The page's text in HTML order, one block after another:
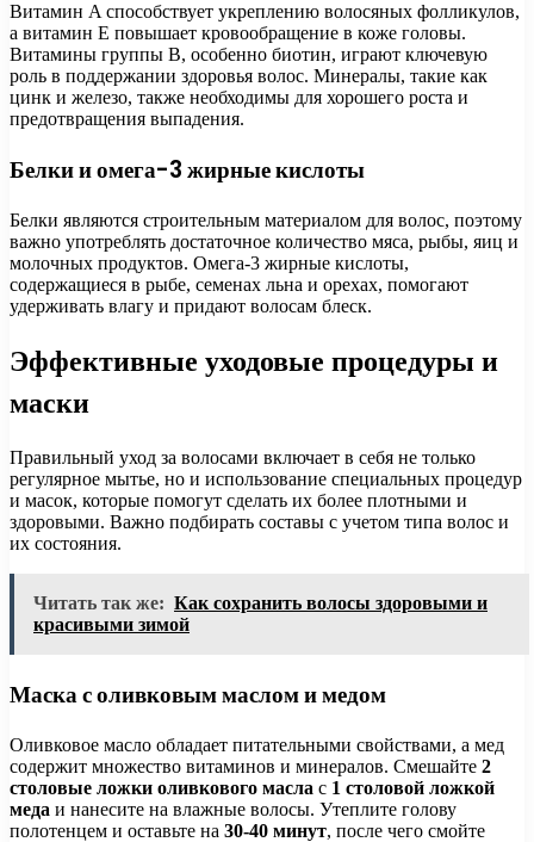
Витамин A способствует укреплению волосяных фолликулов,
а витамин E повышает кровообращение в коже головы.
Витамины группы B, особенно биотин, играют ключевую
роль в поддержании здоровья волос. Минералы, такие как
цинк и железо, также необходимы для хорошего роста и
предотвращения выпадения.
Белки и омега-3 жирные кислоты
Белки являются строительным материалом для волос, поэтому
важно употреблять достаточное количество мяса, рыбы, яиц и
молочных продуктов. Омега-3 жирные кислоты,
содержащиеся в рыбе, семенах льна и орехах, помогают
удерживать влагу и придают волосам блеск.
Эффективные уходовые процедуры и
маски
Правильный уход за волосами включает в себя не только
регулярное мытье, но и использование специальных процедур
и масок, которые помогут сделать их более плотными и
здоровыми. Важно подбирать составы с учетом типа волос и
их состояния.
Читать так же: Как сохранить волосы здоровыми и
красивыми зимой
Маска с оливковым маслом и медом
Оливковое масло обладает питательными свойствами, а мед
содержит множество витаминов и минералов. Смешайте 2
столовые ложки оливкового масла с 1 столовой ложкой
меда и нанесите на влажные волосы. Утеплите голову
полотенцем и оставьте на 30-40 минут, после чего смойте